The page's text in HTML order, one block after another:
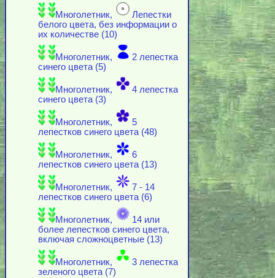
Многолетник,
Лепестки
белого цвета, без информации о
их количестве (10)
Многолетник,
2 лепестка
синего цвета (5)
Многолетник,
4 лепестка
синего цвета (3)
Многолетник,
5
лепестков синего цвета (48)
Многолетник,
6
лепестков синего цвета (13)
Многолетник,
7 - 14
лепестков синего цвета (6)
Многолетник,
14 или
более лепестков синего цвета,
включая cложноцветные (13)
Многолетник,
3 лепестка
зеленого цвета (7)